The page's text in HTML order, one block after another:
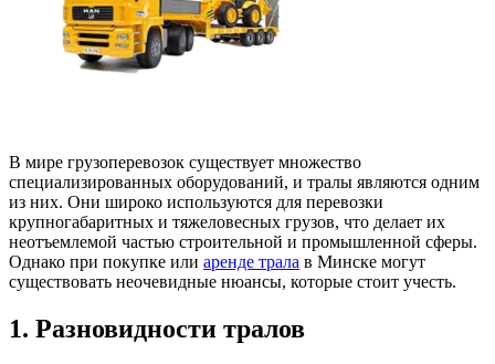
В мире грузоперевозок существует множество
специализированных оборудований, и тралы являются одним
из них. Они широко используются для перевозки
крупногабаритных и тяжеловесных грузов, что делает их
неотъемлемой частью строительной и промышленной сферы.
Однако при покупке или аренде трала в Минске могут
существовать неочевидные нюансы, которые стоит учесть.
1. Разновидности тралов